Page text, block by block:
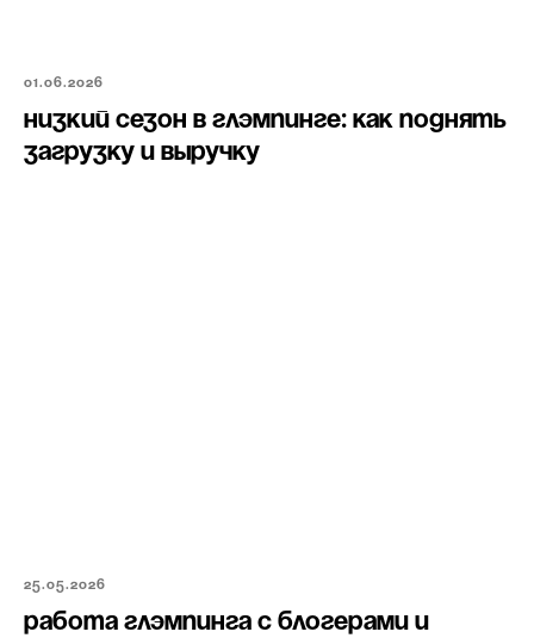
01.06.2026
Низкий сезон в глэмпинге: как поднять
загрузку и выручку
25.05.2026
Работа глэмпинга с блогерами и